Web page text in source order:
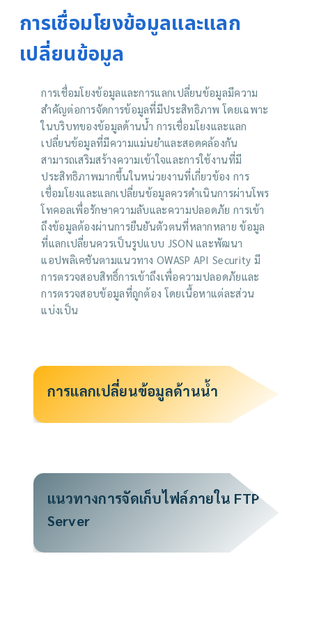
การเชื่อมโยงข้อมูลและแลก
เปลี่ยนข้อมูล
การเชื่อมโยงข้อมูลและการแลกเปลี่ยนข้อมูลมีความ
สำคัญต่อการจัดการข้อมูลที่มีประสิทธิภาพ โดยเฉพาะ
ในบริบทของข้อมูลด้านน้ำ การเชื่อมโยงและแลก
เปลี่ยนข้อมูลที่มีความแม่นยำและสอดคล้องกัน
สามารถเสริมสร้างความเข้าใจและการใช้งานที่มี
ประสิทธิภาพมากขึ้นในหน่วยงานที่เกี่ยวข้อง การ
เชื่อมโยงและแลกเปลี่ยนข้อมูลควรดำเนินการผ่านโพร
โทคอลเพื่อรักษาความลับและความปลอดภัย การเข้า
ถึงข้อมูลต้องผ่านการยืนยันตัวตนที่หลากหลาย ข้อมูล
ที่แลกเปลี่ยนควรเป็นรูปแบบ JSON และพัฒนา
แอปพลิเคชันตามแนวทาง OWASP API Security มี
การตรวจสอบสิทธิ์การเข้าถึงเพื่อความปลอดภัยและ
การตรวจสอบข้อมูลที่ถูกต้อง โดยเนื้อหาแต่ละส่วน
แบ่งเป็น
การแลกเปลี่ยนข้อมูลด้านน้ำ
แนวทางการจัดเก็บไฟล์ภายใน FTP
Server